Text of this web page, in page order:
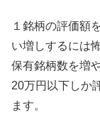
１銘柄の評価額
い増しするには
保有銘柄数を増
20万円以下しか
ます。